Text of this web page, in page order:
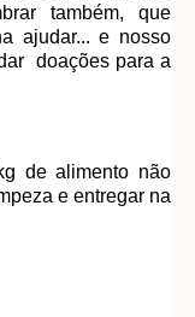
também, que
ajudar... e nosso
doações para a
de alimento não
e entregar na